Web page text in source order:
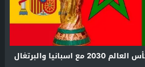
اسبانيا والبرتغال